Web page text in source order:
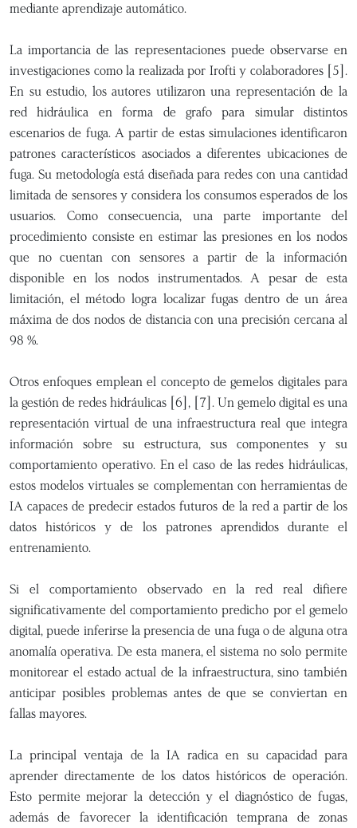
mediante aprendizaje automático.
La importancia de las representaciones puede observarse en
investigaciones como la realizada por Irofti y colaboradores [5].
En su estudio, los autores utilizaron una representación de la
red hidráulica en forma de grafo para simular distintos
escenarios de fuga. A partir de estas simulaciones identificaron
patrones característicos asociados a diferentes ubicaciones de
fuga. Su metodología está diseñada para redes con una cantidad
limitada de sensores y considera los consumos esperados de los
usuarios. Como consecuencia, una parte importante del
procedimiento consiste en estimar las presiones en los nodos
que no cuentan con sensores a partir de la información
disponible en los nodos instrumentados. A pesar de esta
limitación, el método logra localizar fugas dentro de un área
máxima de dos nodos de distancia con una precisión cercana al
98 %.
Otros enfoques emplean el concepto de gemelos digitales para
la gestión de redes hidráulicas [6], [7]. Un gemelo digital es una
representación virtual de una infraestructura real que integra
información sobre su estructura, sus componentes y su
comportamiento operativo. En el caso de las redes hidráulicas,
estos modelos virtuales se complementan con herramientas de
IA capaces de predecir estados futuros de la red a partir de los
datos históricos y de los patrones aprendidos durante el
entrenamiento.
Si el comportamiento observado en la red real difiere
significativamente del comportamiento predicho por el gemelo
digital, puede inferirse la presencia de una fuga o de alguna otra
anomalía operativa. De esta manera, el sistema no solo permite
monitorear el estado actual de la infraestructura, sino también
anticipar posibles problemas antes de que se conviertan en
fallas mayores.
La principal ventaja de la IA radica en su capacidad para
aprender directamente de los datos históricos de operación.
Esto permite mejorar la detección y el diagnóstico de fugas,
además de favorecer la identificación temprana de zonas